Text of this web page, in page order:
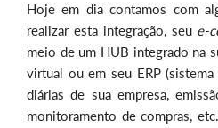
Hoje em dia contamos com
realizar esta integração, seu e-
meio de um HUB integrado na
virtual ou em seu ERP
diárias de sua empresa,
monitoramento de compras,